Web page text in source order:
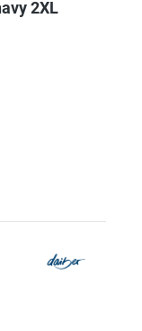
Hoodie Daiber 8023 Damen navy 2XL